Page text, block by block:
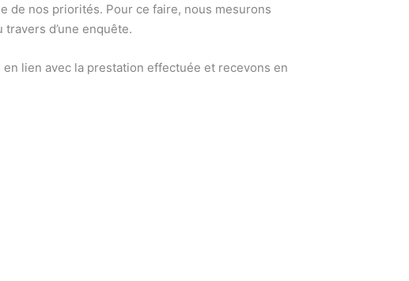
de nos priorités. Pour ce faire, nous mesurons
d’une enquête.
lien avec la prestation effectuée et recevons en